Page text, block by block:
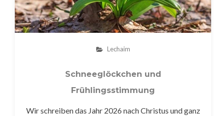
Lechaim
Schneeglöckchen und
Frühlingsstimmung
Wir schreiben das Jahr 2026 nach Christus und ganz